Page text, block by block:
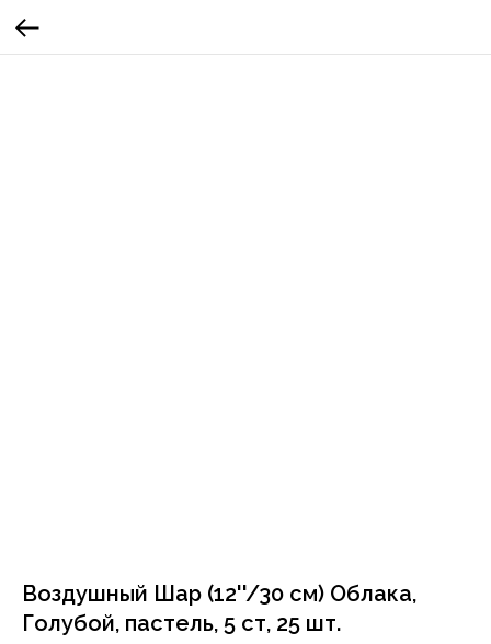
Воздушный Шар (12''/30 см) Облака,
Голубой, пастель, 5 ст, 25 шт.